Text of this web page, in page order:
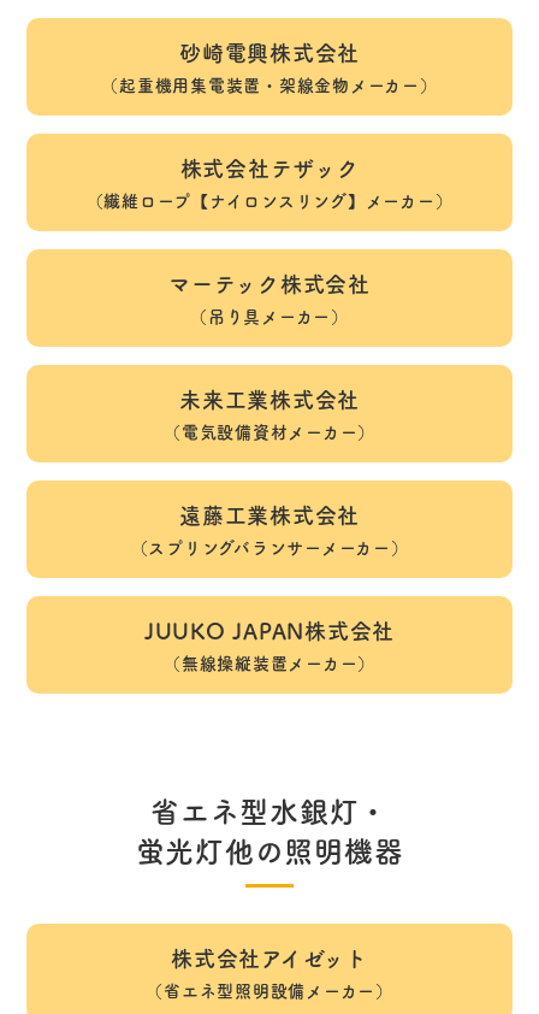
砂崎電興株式会社
（起重機用集電装置 ・架線金物メーカー）
株式会社テザック
（繊維ロープ【ナイロンスリング】 メーカー）
マーテック株式会社
（吊り具メーカー）
未来工業株式会社
（電気設備資材メーカー）
遠藤工業株式会社
（スプリングバランサーメーカー）
JUUKO JAPAN株式会社
（無線操縦装置メーカー）
省エネ型水銀灯・
蛍光灯他の照明機器
株式会社アイゼット
（省エネ型照明設備メーカー）